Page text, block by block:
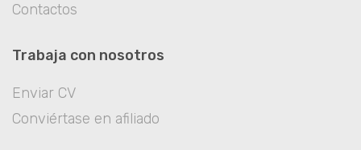
Contactos
Trabaja con nosotros
Enviar CV
Conviértase en afiliado